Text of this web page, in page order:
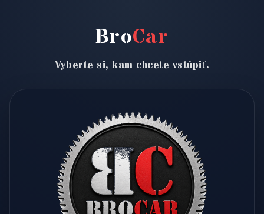
BroCar
Vyberte si, kam chcete vstúpiť.